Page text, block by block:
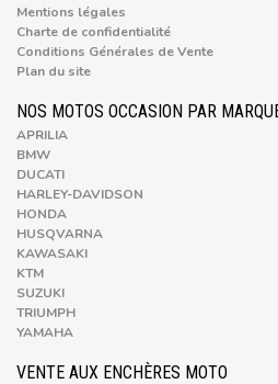
Mentions légales
Charte de confidentialité
Conditions Générales de Vente
Plan du site
NOS MOTOS OCCASION PAR
APRILIA
BMW
DUCATI
HARLEY-DAVIDSON
HONDA
HUSQVARNA
KAWASAKI
KTM
SUZUKI
TRIUMPH
YAMAHA
VENTE AUX ENCHÈRES MOTO